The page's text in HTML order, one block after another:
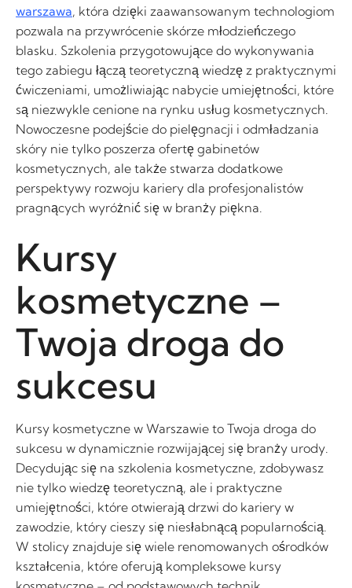
warszawa, która dzięki zaawansowanym technologiom
pozwala na przywrócenie skórze młodzieńczego
blasku. Szkolenia przygotowujące do wykonywania
tego zabiegu łączą teoretyczną wiedzę z praktycznymi
ćwiczeniami, umożliwiając nabycie umiejętności, które
są niezwykle cenione na rynku usług kosmetycznych.
Nowoczesne podejście do pielęgnacji i odmładzania
skóry nie tylko poszerza ofertę gabinetów
kosmetycznych, ale także stwarza dodatkowe
perspektywy rozwoju kariery dla profesjonalistów
pragnących wyróżnić się w branży piękna.
Kursy
kosmetyczne –
Twoja droga do
sukcesu
Kursy kosmetyczne w Warszawie to Twoja droga do
sukcesu w dynamicznie rozwijającej się branży urody.
Decydując się na szkolenia kosmetyczne, zdobywasz
nie tylko wiedzę teoretyczną, ale i praktyczne
umiejętności, które otwierają drzwi do kariery w
zawodzie, który cieszy się niesłabnącą popularnością.
W stolicy znajduje się wiele renomowanych ośrodków
kształcenia, które oferują kompleksowe kursy